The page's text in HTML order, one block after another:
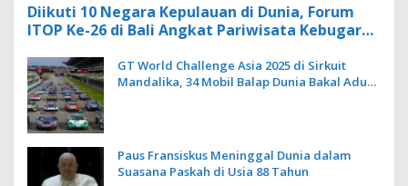
Diikuti 10 Negara Kepulauan di Dunia, Forum
ITOP Ke-26 di Bali Angkat Pariwisata Kebugaran
GT World Challenge Asia 2025 di Sirkuit
Mandalika, 34 Mobil Balap Dunia Bakal Adu
Paus Fransiskus Meninggal Dunia dalam
Suasana Paskah di Usia 88 Tahun